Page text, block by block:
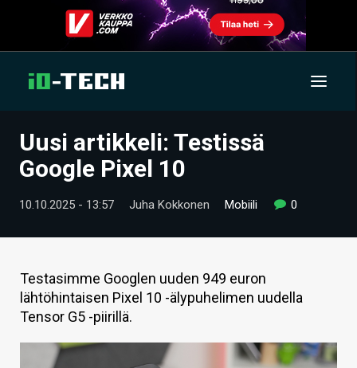
UUTISET
TIETOA
HINTA.FI
Uusi artikkeli: Testissä
Google Pixel 10
10.10.2025 - 13:57 Juha Kokkonen Mobiili 0
Testasimme Googlen uuden 949 euron
lähtöhintaisen Pixel 10 -älypuhelimen uudella
Tensor G5 -piirillä.